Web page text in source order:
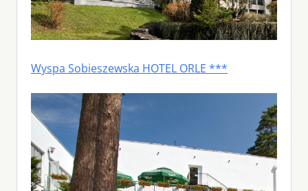
Wyspa Sobieszewska HOTEL ORLE ***